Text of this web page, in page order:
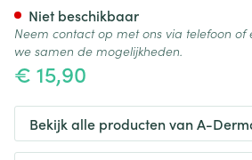
€ 15,90
Niet beschikbaar
Neem contact op met ons via telefoon
we samen de mogelijkheden.
Bekijk alle producten van A-